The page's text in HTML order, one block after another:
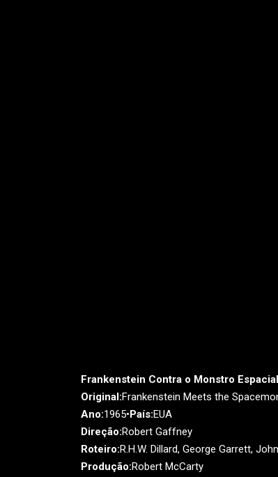
Frankenstein Contra o Monstro Espacial
Original:Frankenstein Meets the
Ano:1965•País:EUA
Direção:Robert Gaffney
Roteiro:R.H.W. Dillard, George Garrett,
Produção:Robert McCarty